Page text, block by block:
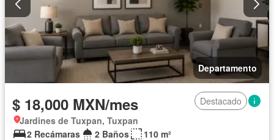
Departamento
$ 18,000 MXN/mes
Destacado
Jardines de Tuxpan, Tuxpan
2 Recámaras
2 Baños
110 m²